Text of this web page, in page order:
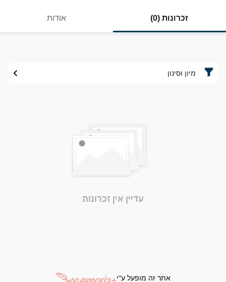
זכרונות (0) אודות
מיון וסינון
עדיין אין זכרונות
אתר זה מופעל ע"י